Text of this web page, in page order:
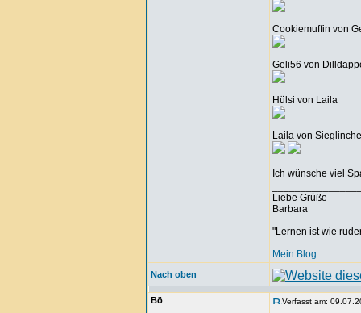
Cookiemuffin von
Geli56 von
Hülsi von Laila
Laila von
Ich wünsche viel
Liebe Grüße
Barbara
"Lernen ist wie
Mein Blog
Nach oben
Bö Verfasst am: